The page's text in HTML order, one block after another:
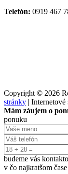
Telefón: 0919 467
Copyright © 2026
stránky | Internetové
Mám záujem o
ponuku
budeme vás
v čo najkratšom čase